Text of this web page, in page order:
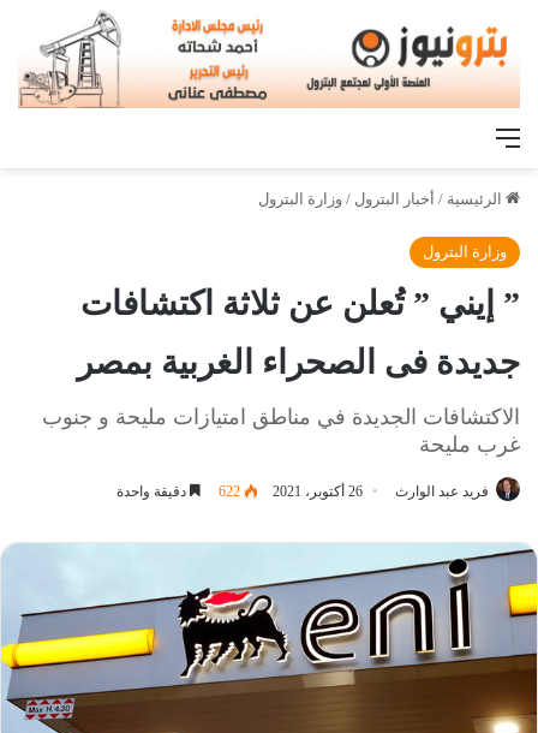
القائمة
الرئيسية / أخبار البترول / وزارة البترول
وزارة البترول
” إيني ” تُعلن عن ثلاثة اكتشافات
جديدة فى الصحراء الغربية بمصر
الاكتشافات الجديدة في مناطق امتيازات مليحة و جنوب
غرب مليحة
فريد عبد الوارث 26 أكتوبر، 2021 622 دقيقة واحدة